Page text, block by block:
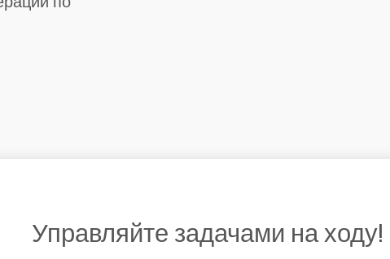
Управляйте задачами на ходу!